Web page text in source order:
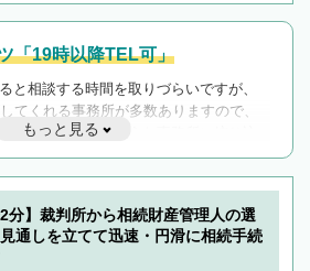
「19時以降TEL可」
と相談する時間を取りづらいですが、
てくれる事務所が多数ありますので、
うな場合はそのような事務所に絞り込
。
以降TEL可の条件
を加えて再検索
もっと見る
分】裁判所から相続財産管理人の選
通しを立てて迅速・円滑に相続手続